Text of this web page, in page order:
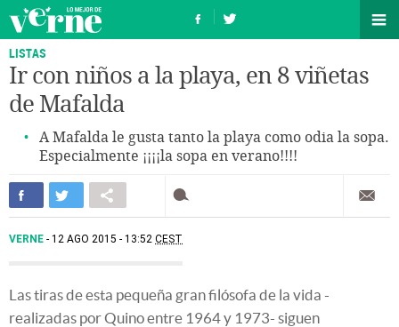
LISTAS
Ir con niños a la playa, en 8 viñetas
de Mafalda
A Mafalda le gusta tanto la playa como odia la sopa.
Especialmente ¡¡¡¡la sopa en verano!!!!
VERNE 12 AGO 2015 - 13:52 CEST
Las tiras de esta pequeña gran filósofa de la vida -
realizadas por Quino entre 1964 y 1973- siguen